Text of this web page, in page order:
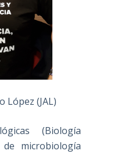
López (JAL)
(Biología
de microbiología